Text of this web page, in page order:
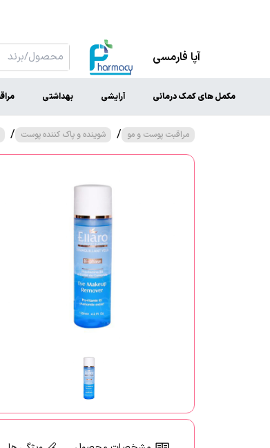
آپا فارمسی
مکمل های کمک درمانی آرایشی بهداشتی
مراقبت پوست و مو / شوینده و پاک کننده پوست /